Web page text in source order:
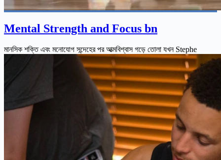
Mental Strength and Focus bn
মানসিক শক্তি এবং মনোযোগ সন্দেহের পর আত্মবিশ্বাস গড়ে তোলা যখন Stephe